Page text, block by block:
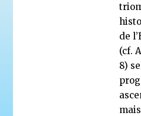
de
(cf.
8)